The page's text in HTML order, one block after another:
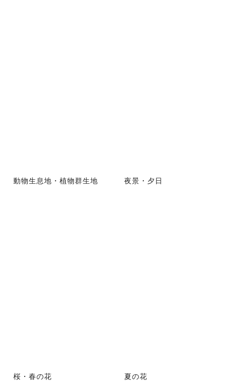
動物生息地・植物群生地 夜景・夕日
桜・春の花 夏の花